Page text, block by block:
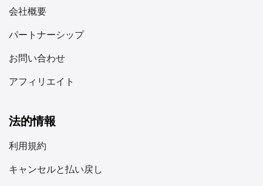
会社概要
パートナーシップ
お問い合わせ
アフィリエイト
法的情報
利用規約
キャンセルと払い戻し